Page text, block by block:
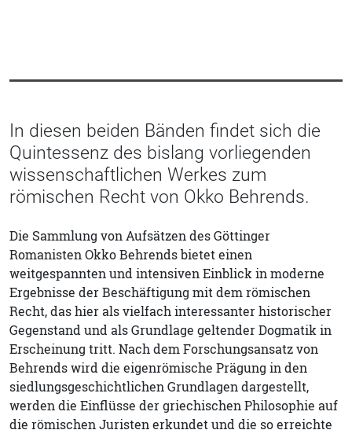
In diesen beiden Bänden findet sich die
Quintessenz des bislang vorliegenden
wissenschaftlichen Werkes zum
römischen Recht von Okko Behrends.
Die Sammlung von Aufsätzen des Göttinger
Romanisten Okko Behrends bietet einen
weitgespannten und intensiven Einblick in moderne
Ergebnisse der Beschäftigung mit dem römischen
Recht, das hier als vielfach interessanter historischer
Gegenstand und als Grundlage geltender Dogmatik in
Erscheinung tritt. Nach dem Forschungsansatz von
Behrends wird die eigenrömische Prägung in den
siedlungsgeschichtlichen Grundlagen dargestellt,
werden die Einflüsse der griechischen Philosophie auf
die römischen Juristen erkundet und die so erreichte